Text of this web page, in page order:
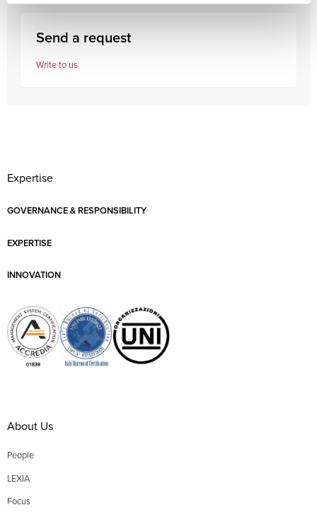
Send a request
Write to us
Expertise
GOVERNANCE & RESPONSIBILITY
EXPERTISE
INNOVATION
About Us
People
LEXIA
Focus